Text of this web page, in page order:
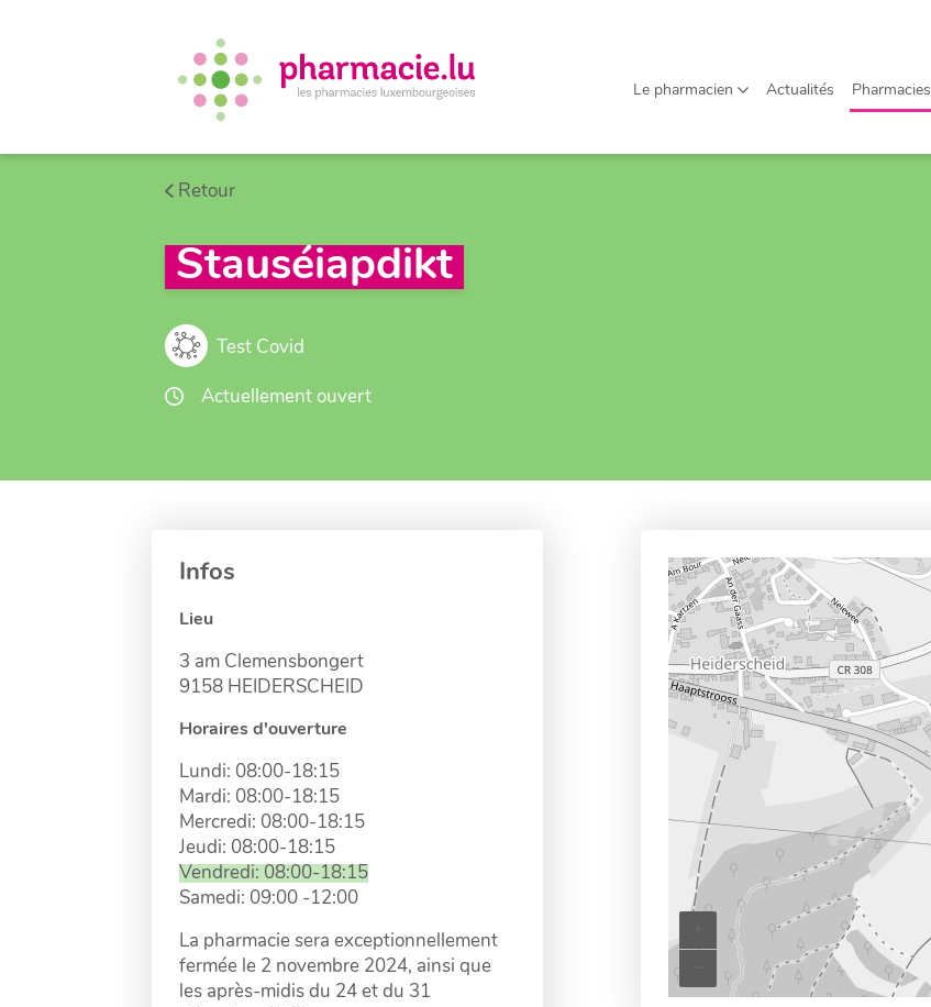
Le pharmacien Actualités Pharmacies
Retour
Stauséiapdikt
Test Covid
Actuellement ouvert
Contact
Infos
Lieu
3 am Clemensbongert
9158 HEIDERSCHEID
Horaires d'ouverture
Lundi: 08:00-18:15
Mardi: 08:00-18:15
Mercredi: 08:00-18:15
Jeudi: 08:00-18:15
Vendredi: 08:00-18:15
Samedi: 09:00 -12:00
La pharmacie sera exceptionnellement
fermée le 2 novembre 2024, ainsi que
les après-midis du 24 et du 31